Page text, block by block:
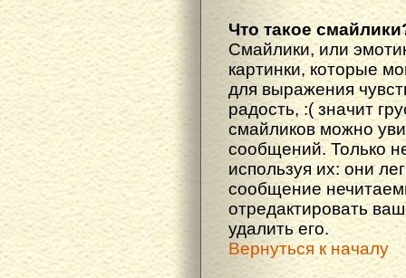
Что такое
Смайлики, или
картинки, которые
для выражения
радость, :( значит
смайликов можно
сообщений. Только
используя их: они
сообщение
отредактировать
удалить его.
Вернуться к началу